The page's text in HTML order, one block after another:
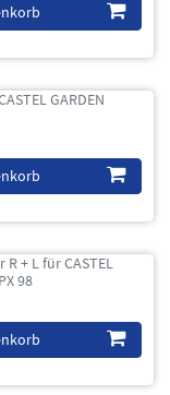
GARDEN
R + L für CASTEL
98